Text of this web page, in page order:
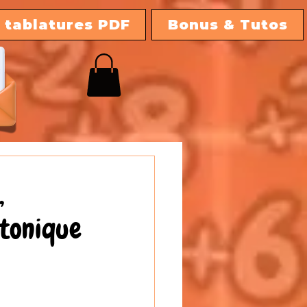
tablatures PDF Bonus & Tutos